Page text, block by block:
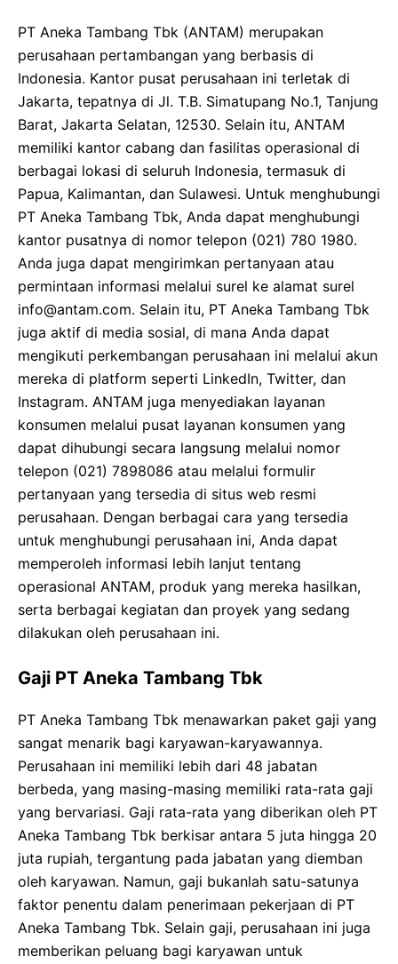
PT Aneka Tambang Tbk (ANTAM) merupakan
perusahaan pertambangan yang berbasis di
Indonesia. Kantor pusat perusahaan ini terletak di
Jakarta, tepatnya di Jl. T.B. Simatupang No.1, Tanjung
Barat, Jakarta Selatan, 12530. Selain itu, ANTAM
memiliki kantor cabang dan fasilitas operasional di
berbagai lokasi di seluruh Indonesia, termasuk di
Papua, Kalimantan, dan Sulawesi. Untuk menghubungi
PT Aneka Tambang Tbk, Anda dapat menghubungi
kantor pusatnya di nomor telepon (021) 780 1980.
Anda juga dapat mengirimkan pertanyaan atau
permintaan informasi melalui surel ke alamat surel
info@antam.com. Selain itu, PT Aneka Tambang Tbk
juga aktif di media sosial, di mana Anda dapat
mengikuti perkembangan perusahaan ini melalui akun
mereka di platform seperti LinkedIn, Twitter, dan
Instagram. ANTAM juga menyediakan layanan
konsumen melalui pusat layanan konsumen yang
dapat dihubungi secara langsung melalui nomor
telepon (021) 7898086 atau melalui formulir
pertanyaan yang tersedia di situs web resmi
perusahaan. Dengan berbagai cara yang tersedia
untuk menghubungi perusahaan ini, Anda dapat
memperoleh informasi lebih lanjut tentang
operasional ANTAM, produk yang mereka hasilkan,
serta berbagai kegiatan dan proyek yang sedang
dilakukan oleh perusahaan ini.
Gaji PT Aneka Tambang Tbk
PT Aneka Tambang Tbk menawarkan paket gaji yang
sangat menarik bagi karyawan-karyawannya.
Perusahaan ini memiliki lebih dari 48 jabatan
berbeda, yang masing-masing memiliki rata-rata gaji
yang bervariasi. Gaji rata-rata yang diberikan oleh PT
Aneka Tambang Tbk berkisar antara 5 juta hingga 20
juta rupiah, tergantung pada jabatan yang diemban
oleh karyawan. Namun, gaji bukanlah satu-satunya
faktor penentu dalam penerimaan pekerjaan di PT
Aneka Tambang Tbk. Selain gaji, perusahaan ini juga
memberikan peluang bagi karyawan untuk